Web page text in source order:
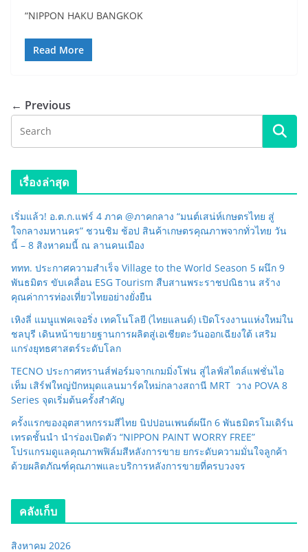
“NIPPON HAKU BANGKOK
Read More
← Previous
เรื่องล่าสุด
เริ่มแล้ว! อ.ต.ก.แฟร์ 4 ภาค @ภาคกลาง “มนต์เสน่ห์เกษตรไทย สู่
ใจกลางมหานคร” ชวนชิม ช้อป สินค้าเกษตรคุณภาพจากทั่วไทย วัน
นี้ – 8 สิงหาคมนี้ ณ ลานคนเมือง
ททท. ประกาศความสำเร็จ Village to the World Season 5 ผนึก 9
พันธมิตร ขับเคลื่อน ESG Tourism สืบสานพระราชปณิธาน สร้าง
คุณค่าการท่องเที่ยวไทยอย่างยั่งยืน
เหิงลี่ แมนูแฟคเจอริ่ง เทคโนโลยี (ไทยแลนด์) เปิดโรงงานแห่งใหม่ใน
ชลบุรี เดินหน้าขยายฐานการผลิตสู่เอเชียตะวันออกเฉียงใต้ เสริม
แกร่งยุทธศาสตร์ระดับโลก
TECNO ประกาศทรานส์ฟอร์มจากเกมมิ่งโฟน สู่ไลฟ์สไตล์แฟชั่นไอ
เท็ม เสิร์ฟใหญ่ปักหมุดแลนมาร์คใหม่กลางสถานี MRT วาง POVA 8
Series จุดเริ่มต้นครั้งสำคัญ
ครั้งแรกของอุตสาหกรรมสีไทย นิปปอนเพนต์ผนึก 6 พันธมิตรโมเดิร์น
เทรดชั้นนำ นำร่องเปิดตัว “NIPPON PAINT WORRY FREE”
โปรแกรมดูแลคุณภาพฟิล์มสีหลังการขาย ยกระดับความมั่นใจลูกค้า
ด้วยผลิตภัณฑ์คุณภาพและบริการหลังการขายที่ครบวงจร
คลังเก็บ
สิงหาคม 2026